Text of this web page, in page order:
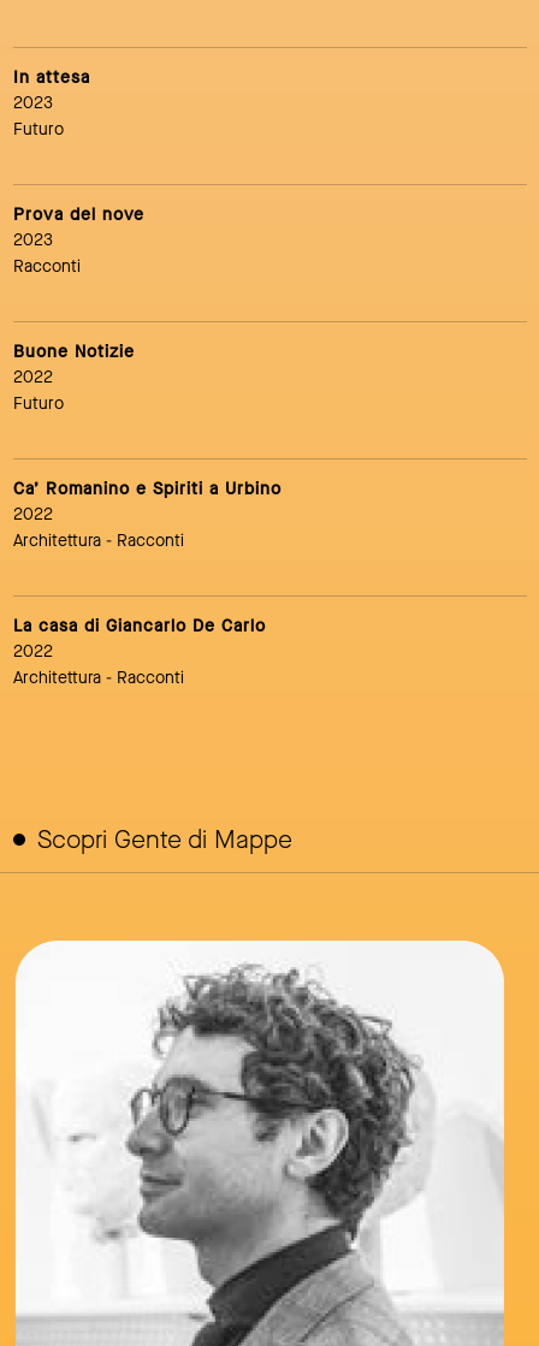
In attesa
2023
Futuro
Prova del nove
2023
Racconti
Buone Notizie
2022
Futuro
Ca’ Romanino e Spiriti a Urbino
2022
Architettura - Racconti
La casa di Giancarlo De Carlo
2022
Architettura - Racconti
Scopri Gente di Mappe